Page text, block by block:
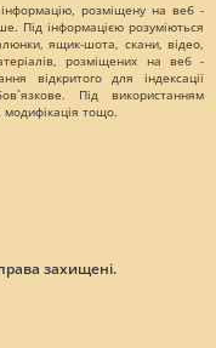
розміщену на веб -
Під інформацією розуміються
ящик-шота, скани, відео,
розміщених на веб -
відкритого для індексації
Під використанням
модифікація тощо.
захищені.